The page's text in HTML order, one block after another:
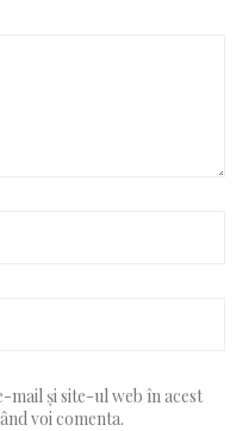
mail și site-ul web în acest
voi comenta.